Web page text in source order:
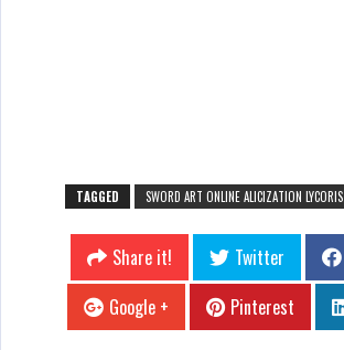
TAGGED SWORD ART ONLINE ALICIZATION LYCORIS
Share it! Twitter
Google +
Pinterest